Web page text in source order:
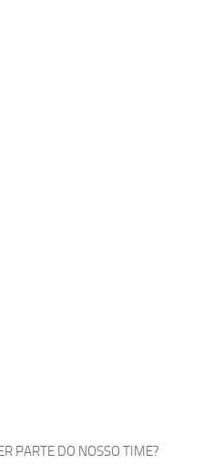
PARTE DO NOSSO TIME?